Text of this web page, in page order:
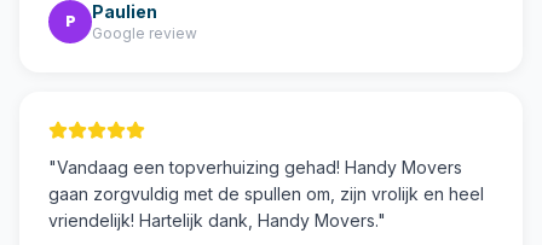
P Paulien
Google review
"Vandaag een topverhuizing gehad! Handy Movers
gaan zorgvuldig met de spullen om, zijn vrolijk en heel
vriendelijk! Hartelijk dank, Handy Movers."